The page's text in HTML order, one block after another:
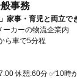
事務
家事・育児と両立で
ーカーの物流企業内
ら車で5分程
休憩:60分 ✅10時